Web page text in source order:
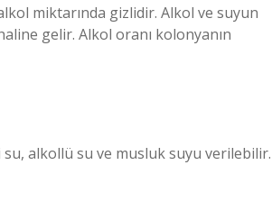
miktarında gizlidir. Alkol ve suyun
gelir. Alkol oranı kolonyanın
alkollü su ve musluk suyu verilebilir.